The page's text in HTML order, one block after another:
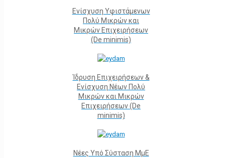
Ενίσχυση Υφιστάμενων
Πολύ Μικρών και
Μικρών Επιχειρήσεων
(De minimis)
Ίδρυση Επιχειρήσεων &
Ενίσχυση Νέων Πολύ
Μικρών και Μικρών
Επιχειρήσεων (De
minimis)
Νέες Υπό Σύσταση ΜμΕ